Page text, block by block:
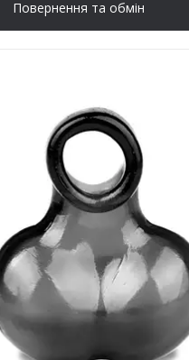
Повернення та обмін